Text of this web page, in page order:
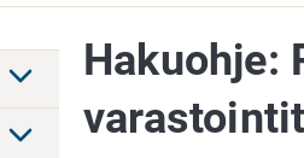
Hakuohje: